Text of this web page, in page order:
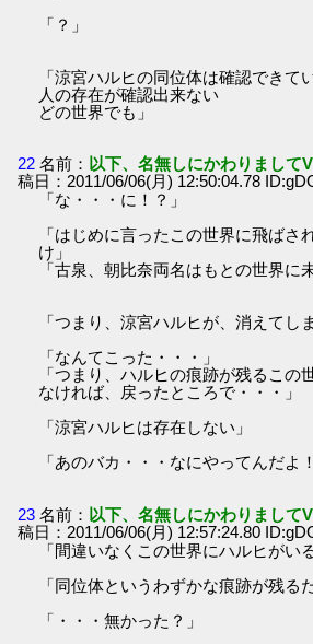
「？」
「涼宮ハルヒの同位体は確認できて
人の存在が確認出来ない
どの世界でも」
22 名前： 以下、名無しにかわりまして
稿日：2011/06/06(月) 12:50:04.78
「な・・・に！？」
「はじめに言ったこの世界に飛ばさ
け」
「古泉、朝比奈両名はもとの世界に
「つまり、涼宮ハルヒが、消えてし
「なんてこった・・・」
「つまり、ハルヒの痕跡が残るこの
なければ、戻ったところで・・・」
「涼宮ハルヒは存在しない」
「あのバカ・・・なにやってんだよ！
23 名前： 以下、名無しにかわりまして
稿日：2011/06/06(月) 12:57:24.80
「間違いなくこの世界にハルヒがい
「同位体というわずかな痕跡が残る
「・・・無かった？」